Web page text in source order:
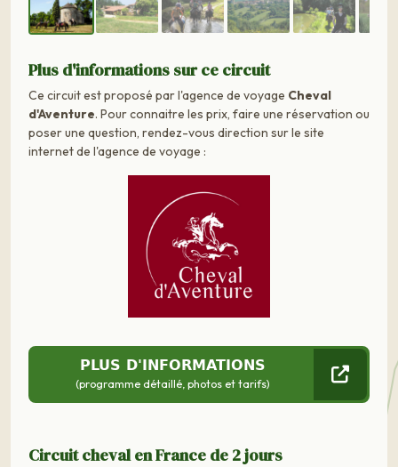
Plus d'informations sur ce circuit
Ce circuit est proposé par l'agence de voyage Cheval
d'Aventure. Pour connaitre les prix, faire une réservation ou
poser une question, rendez-vous direction sur le site
internet de l'agence de voyage :
PLUS D'INFORMATIONS
(programme détaillé, photos et tarifs)
Circuit cheval en France de 2 jours